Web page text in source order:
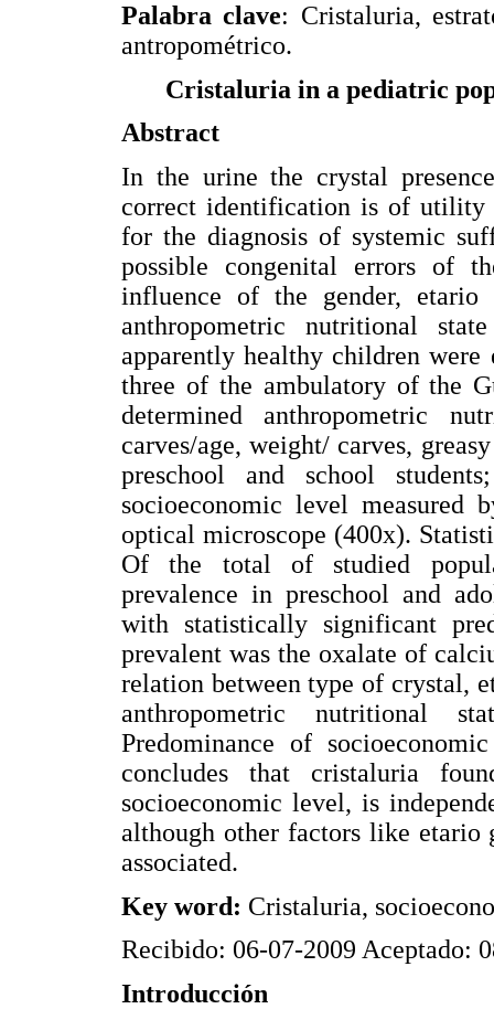
Palabra clave: Cristaluria,
antropométrico.
Cristaluria in a pediatric
Abstract
In the urine the crystal
correct identification is of
for the diagnosis of systemic
possible congenital errors of
influence of the gender, etario
anthropometric nutritional
apparently healthy children
three of the ambulatory of the
determined anthropometric
carves/age, weight/ carves,
preschool and school
socioeconomic level
optical microscope (400x).
Of the total of studied
prevalence in preschool and
with statistically significant
prevalent was the oxalate of
relation between type of crystal,
anthropometric nutritional
Predominance of
concludes that cristaluria
socioeconomic level, is
although other factors like etario
associated.
Key word: Cristaluria,
Recibido: 06-07-2009 Aceptado:
Introducción